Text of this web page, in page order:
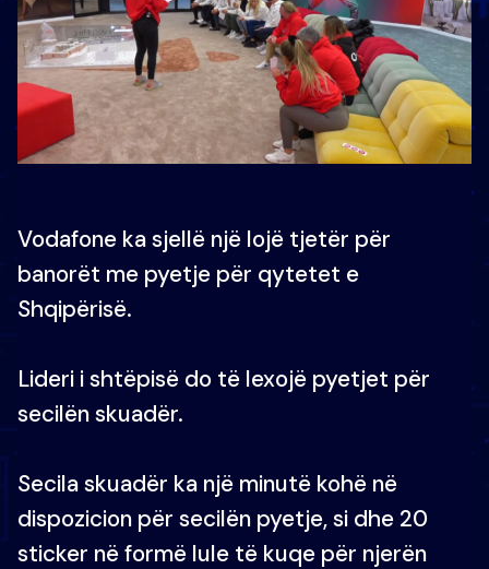
Vodafone ka sjellë një lojë tjetër për
banorët me pyetje për qytetet e
Shqipërisë.
Lideri i shtëpisë do të lexojë pyetjet për
secilën skuadër.
Secila skuadër ka një minutë kohë në
dispozicion për secilën pyetje, si dhe 20
sticker në formë lule të kuqe për njerën